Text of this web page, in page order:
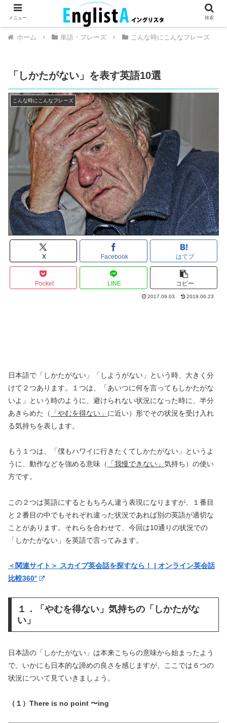
英語が話せるとちょっとハッピー。
ホーム 単語・フレーズ こんな時にこんなフレーズ
「しかたがない」を表す英語10選
こんな時にこんなフレーズ
X Facebook はてブ
Pocket LINE コピー
2017.09.03 2019.06.23
日本語で「しかたがない」「しようがない」という時、大きく分
けて２つあります。１つは、「あいつに何を言ってもしかたがな
いよ」という時のように、避けられない状況になった時に、半分
あきらめた（
「やむを得ない」 に近い）形でその状況を受け入れ
る気持ちを表します。
もう１つは、「僕もハワイに行きたくてしかたがない」というよ
うに、動作などを強める意味（
「我慢できない」 気持ち）の使い
方です。
この２つは英語にするともちろん違う表現になりますが、１番目
と２番目の中でもそれぞれ違った状況であれば別の英語が適切な
ことがあります。それらを合わせて、今回は10通りの状況での
「しかたがない」を英語で言ってみます。
＜関連サイト＞ スカイプ英会話を探すなら！ | オンライン英会話
比較360°
１．「やむを得ない」気持ちの「しかたがな
い」
日本語の「しかたがない」は本来こちらの意味から始まったよう
で、いかにも日本的な諦めの良さを感じますが、ここでは６つの
状況について見ていきましょう。
（１）There is no point 〜ing
メニュー 検索